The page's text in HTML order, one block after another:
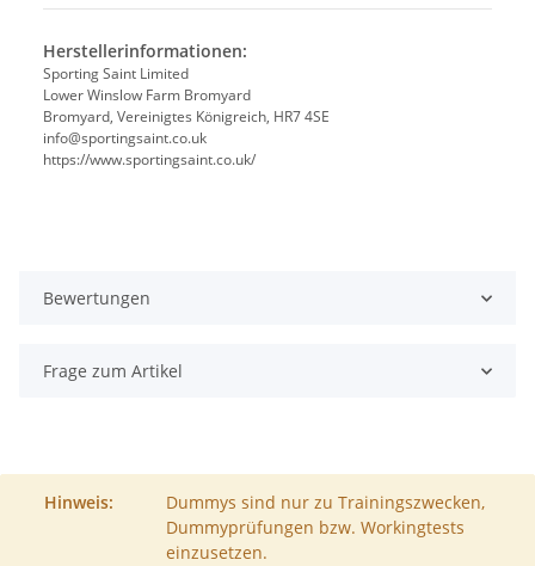
Herstellerinformationen:
Sporting Saint Limited
Lower Winslow Farm Bromyard
Bromyard, Vereinigtes Königreich, HR7 4SE
info@sportingsaint.co.uk
https://www.sportingsaint.co.uk/
Bewertungen
Frage zum Artikel
Hinweis:
Dummys sind nur zu Trainingszwecken,
Dummyprüfungen bzw. Workingtests
einzusetzen.